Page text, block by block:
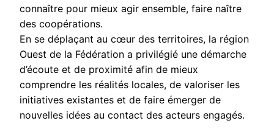
connaître pour mieux agir ensemble, faire naître
des coopérations.
En se déplaçant au cœur des territoires, la région
Ouest de la Fédération a privilégié une démarche
d’écoute et de proximité afin de mieux
comprendre les réalités locales, de valoriser les
initiatives existantes et de faire émerger de
nouvelles idées au contact des acteurs engagés.